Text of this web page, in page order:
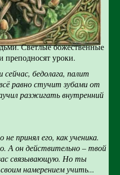
Светлые божественные
преподносят уроки.
бедолага, палит
равно стучит зубами от
разжигать внутренний
принял его, как ученика.
А он действительно – твой
связывающую. Но ты
намерением учить...